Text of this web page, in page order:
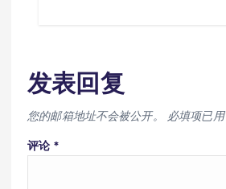
发表回复
您的邮箱地址不会被公开。 必填项已用
评论 *